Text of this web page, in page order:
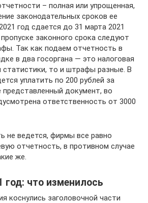
– полная или упрощенная,
законодательных сроков ее
год сдается до 31 марта 2021
законного срока следуют
Так как подаем отчетность в
в два госоргана — это налоговая
статистики, то и штрафы разные. В
уплатить по 200 рублей за
документ, во
ответственность от 3000
не ведется, фирмы все равно
отчетность, в противном случае
же.
год: что изменилось
коснулись заголовочной части